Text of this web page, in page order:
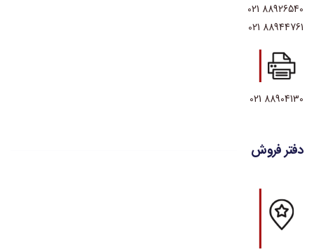
88926540 021
88944761 021
88904130 021
دفتر فروش